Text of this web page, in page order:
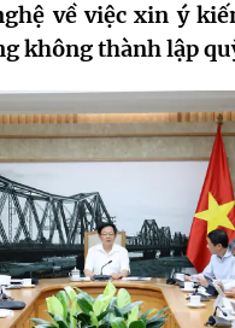
lường, chất lượng
tử
dân về dự thảo
nghệ
thông
về việc xin ý
không thành lập